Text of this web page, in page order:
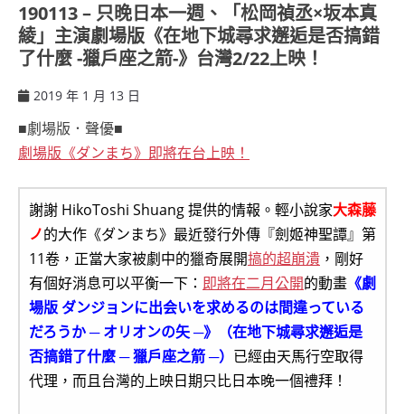
190113 – 只晚日本一週、「松岡禎丞×坂本真
綾」主演劇場版《在地下城尋求邂逅是否搞錯
了什麼 -獵戶座之箭-》台灣2/22上映！
2019 年 1 月 13 日
■劇場版．聲優■
劇場版《ダンまち》即將在台上映！
謝謝 HikoToshi Shuang 提供的情報。輕小說家大森藤
ノ的大作《ダンまち》最近發行外傳『劍姬神聖譚』第
11卷，正當大家被劇中的獵奇展開搞的超崩潰 ，剛好
有個好消息可以平衡一下： 即將在二月公開的動畫 《劇
場版 ダンジョンに出会いを求めるのは間違っている
だろうか ─ オリオンの矢 ─》（在地下城尋求邂逅是
否搞錯了什麼 ─ 獵戶座之箭 ─） 已經由天馬行空取得
代理，而且台灣的上映日期只比日本晚一個禮拜！